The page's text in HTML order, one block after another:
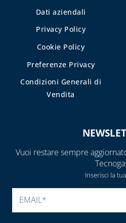
Dati aziendali
Privacy Policy
Cookie Policy
Preferenze Privacy
Condizioni Generali di
Vendita
Vuoi restare sempre
Inserisci la